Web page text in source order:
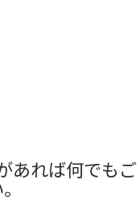
あれば何でもご